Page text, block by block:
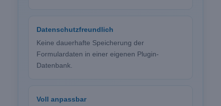
Datenschutzfreundlich
Keine dauerhafte Speicherung der
Formulardaten in einer eigenen Plugin-
Datenbank.
Voll anpassbar